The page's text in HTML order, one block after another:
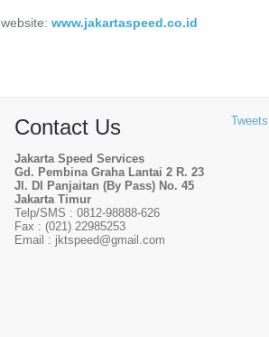
website: www.jakartaspeed.co.id
Contact Us
Jakarta Speed Services
Gd. Pembina Graha Lantai 2 R. 23
Jl. DI Panjaitan (By Pass) No. 45
Jakarta Timur
Telp/SMS : 0812-98888-626
Fax : (021) 22985253
Email : jktspeed@gmail.com